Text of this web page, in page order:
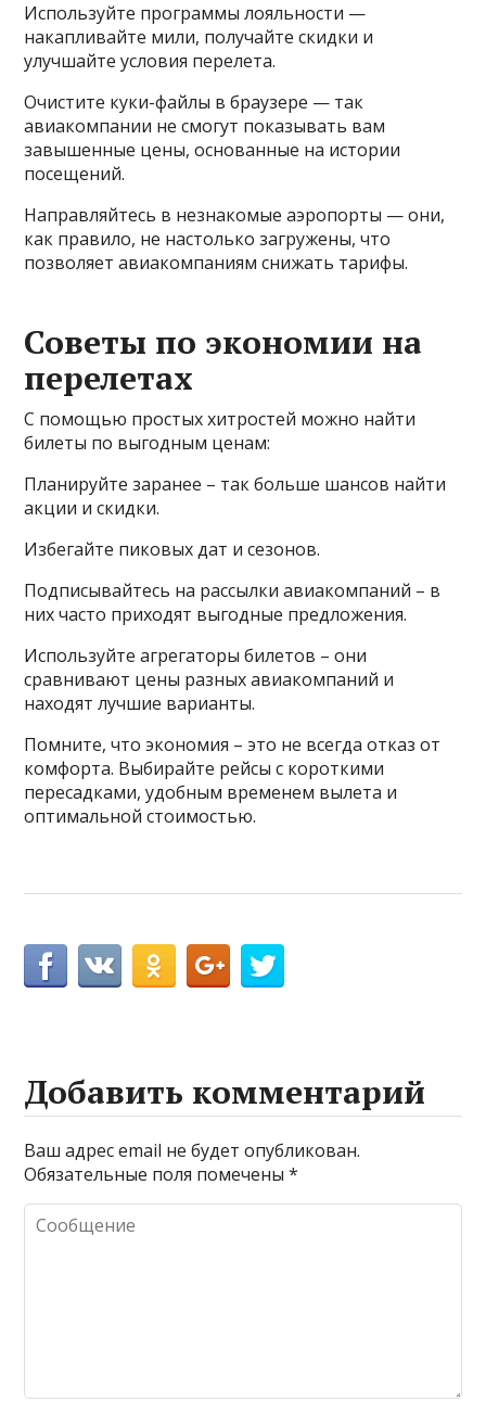
Используйте программы лояльности —
накапливайте мили, получайте скидки и
улучшайте условия перелета.
Очистите куки-файлы в браузере — так
авиакомпании не смогут показывать вам
завышенные цены, основанные на истории
посещений.
Направляйтесь в незнакомые аэропорты — они,
как правило, не настолько загружены, что
позволяет авиакомпаниям снижать тарифы.
Советы по экономии на
перелетах
С помощью простых хитростей можно найти
билеты по выгодным ценам:
Планируйте заранее – так больше шансов найти
акции и скидки.
Избегайте пиковых дат и сезонов.
Подписывайтесь на рассылки авиакомпаний – в
них часто приходят выгодные предложения.
Используйте агрегаторы билетов – они
сравнивают цены разных авиакомпаний и
находят лучшие варианты.
Помните, что экономия – это не всегда отказ от
комфорта. Выбирайте рейсы с короткими
пересадками, удобным временем вылета и
оптимальной стоимостью.
Добавить комментарий
Ваш адрес email не будет опубликован.
Обязательные поля помечены*